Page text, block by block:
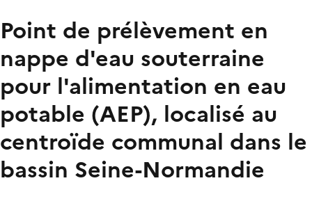
Point de prélèvement en
nappe d'eau souterraine
pour l'alimentation en eau
potable (AEP), localisé au
centroïde communal dans le
bassin Seine-Normandie